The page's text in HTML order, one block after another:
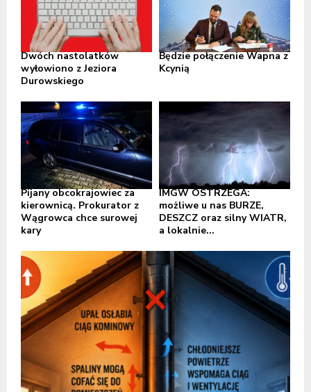
Dwóch nastolatków
wyłowiono z Jeziora
Durowskiego
Będzie połączenie Wapna z
Kcynią
Pijany obcokrajowiec za
kierownicą. Prokurator z
Wągrowca chce surowej
kary
IMGW OSTRZEGA:
możliwe u nas BURZE,
DESZCZ oraz silny WIATR,
a lokalnie...